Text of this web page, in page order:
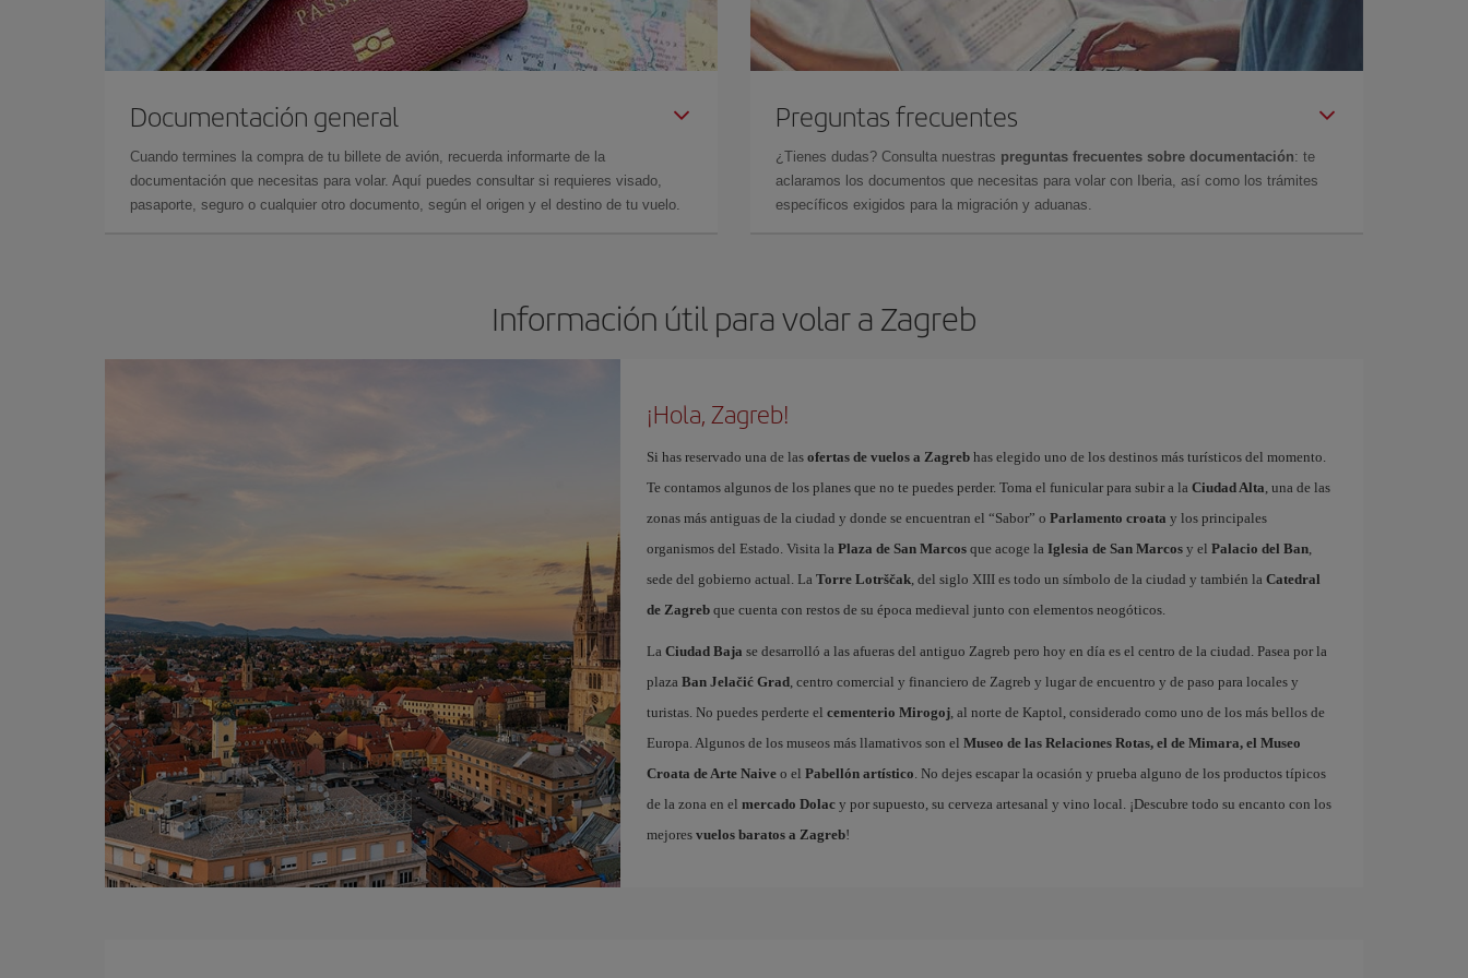
Documentación general
Cuando termines la compra de tu billete de avión, recuerda informarte de la
documentación que necesitas para volar. Aquí puedes consultar si requieres visado,
pasaporte, seguro o cualquier otro documento, según el origen y el destino de tu vuelo.
Preguntas frecuentes
¿Tienes dudas? Consulta nuestras preguntas frecuentes sobre documentación: te
aclaramos los documentos que necesitas para volar con Iberia, así como los trámites
específicos exigidos para la migración y aduanas.
Información útil para volar a Zagreb
¡Hola, Zagreb!
Si has reservado una de las ofertas de vuelos a Zagrebhas elegido uno de los destinos más turísticos del momento.
Te contamos algunos de los planes que no te puedes perder. Toma el funicular para subir a la Ciudad Alta, una de las
zonas más antiguas de la ciudad y donde se encuentran el “Sabor” o Parlamento croata y los principales
organismos del Estado. Visita la Plaza de San Marcosque acoge la Iglesia de San Marcosy el Palacio del Ban,
sede del gobierno actual. La Torre Lotrščak, del siglo XIII es todo un símbolo de la ciudad y también la Catedral
de Zagrebque cuenta con restos de su época medieval junto con elementos neogóticos.
La Ciudad Baja se desarrolló a las afueras del antiguo Zagreb pero hoy en día es el centro de la ciudad. Pasea por la
plaza Ban Jelačić Grad, centro comercial y financiero de Zagreb y lugar de encuentro y de paso para locales y
turistas. No puedes perderte el cementerio Mirogoj, al norte de Kaptol, considerado como uno de los más bellos de
Europa. Algunos de los museos más llamativos son el Museo de las Relaciones Rotas, el de Mimara, el Museo
Croata de Arte Naiveo el Pabellón artístico. No dejes escapar la ocasión y prueba alguno de los productos típicos
de la zona en el mercado Dolacy por supuesto, su cerveza artesanal y vino local. ¡Descubre todo su encanto con los
mejores vuelos baratos a Zagreb!